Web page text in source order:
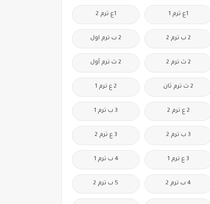
1ع ترم 1 1ع ترم 2
2 ب ترم 2 2 ب ترم اول
2 ث ترم 2 2 ث ترم أول
2 ث ترم ثان 2 ع ترم 1
2 ع ترم 2 3 ب ترم 1
3 ب ترم 2 3 ع ترم 2
3 ع ترم 1 4 ب ترم 1
4 ب ترم 2 5 ب ترم 2